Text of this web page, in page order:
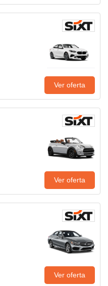
Ver oferta
Ver oferta
Ver oferta